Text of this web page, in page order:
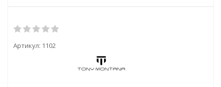
Артикул: 1102